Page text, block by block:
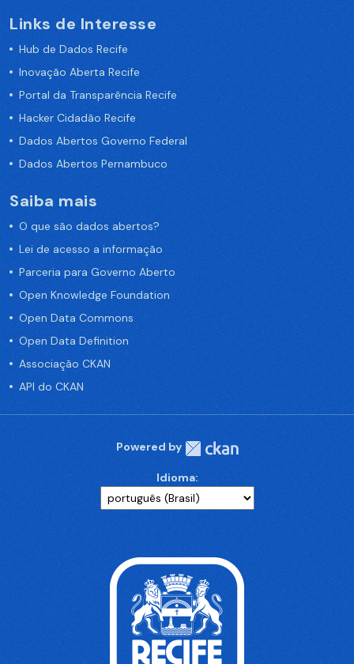
Links de Interesse
Hub de Dados Recife
Inovação Aberta Recife
Portal da Transparência Recife
Hacker Cidadão Recife
Dados Abertos Governo Federal
Dados Abertos Pernambuco
Saiba mais
O que são dados abertos?
Lei de acesso a informação
Parceria para Governo Aberto
Open Knowledge Foundation
Open Data Commons
Open Data Definition
Associação CKAN
API do CKAN
Powered by
Idioma